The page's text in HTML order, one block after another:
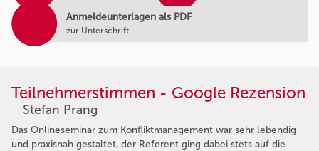
Anmeldeunterlagen als PDF
zur Unterschrift
Teilnehmerstimmen - Google Rezension
Stefan Prang
Das Onlineseminar zum Konfliktmanagement war sehr lebendig
und praxisnah gestaltet, der Referent ging dabei stets auf die